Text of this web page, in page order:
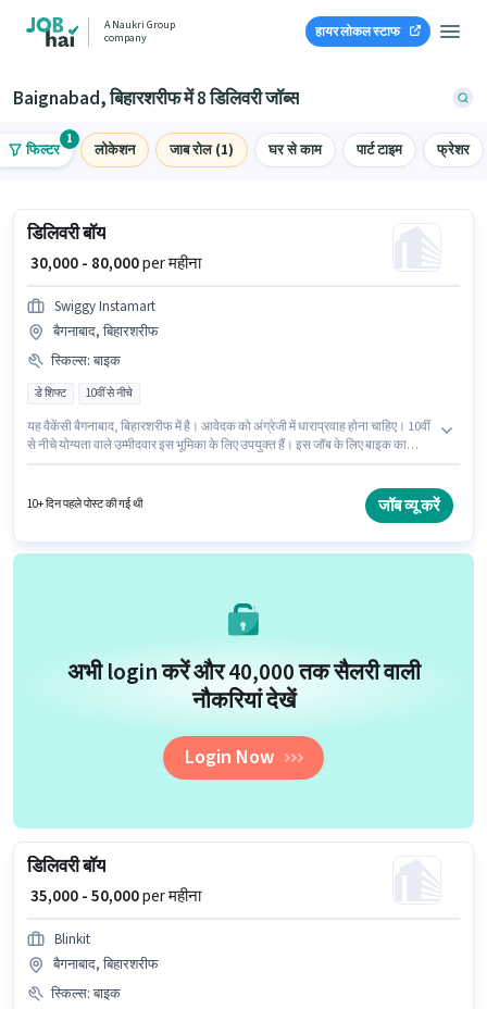
A Naukri Group
company
हायर लोकल स्टाफ
Baignabad, बिहारशरीफ में 8 डिलिवरी जॉब्स
फिल्टर
1
लोकेशन जाब रोल (1) घर से काम पार्ट टाइम फ्रेशर
डिलिवरी बॉय
₹ 30,000 - 80,000per महीना
Swiggy Instamart
बैगनाबाद, बिहारशरीफ
स्किल्स: बाइक
डे शिफ्ट 10वीं से नीचे
यह वैकेंसी बैगनाबाद, बिहारशरीफ में है। आवेदक को अंग्रेजी में धाराप्रवाह होना चाहिए। 10वीं
से नीचे योग्यता वाले उम्मीदवार इस भूमिका के लिए उपयुक्त हैं। इस जॉब के लिए बाइक का
10+ दिन पहले पोस्ट की गई थी जॉब व्यू करें
अभी login करें और ₹40,000 तक सैलरी वाली
नौकरियां देखें
Login Now
डिलिवरी बॉय
₹ 35,000 - 50,000per महीना
Blinkit
बैगनाबाद, बिहारशरीफ
स्किल्स: बाइक